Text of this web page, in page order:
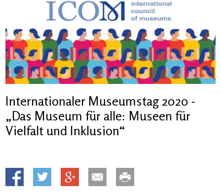
Internationaler Museumstag 2020 -
„Das Museum für alle: Museen für
Vielfalt und Inklusion“